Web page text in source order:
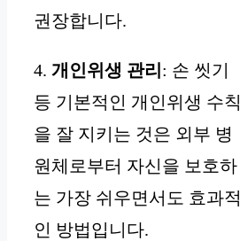
권장합니다.
4. 개인위생 관리 : 손 씻기
등 기본적인 개인위생 수칙
을 잘 지키는 것은 외부 병
원체로부터 자신을 보호하
는 가장 쉬우면서도 효과적
인 방법입니다.